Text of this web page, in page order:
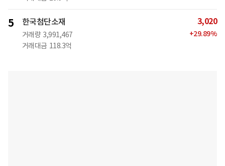
5 한국첨단소재
거래량 3,991,467
거래대금 118.3억
3,020
+29.89%